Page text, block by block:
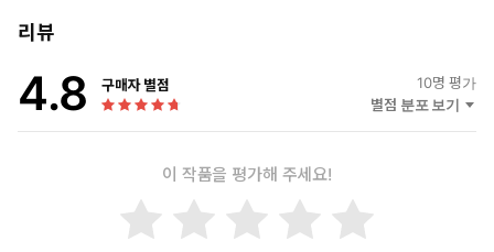
스로 이주한 후 르네 대학에서 비교문학을 강의하다가 1980년에 파
리 대학으로 자리를 옮겼다.
그의 유명한 소설 『참을 수 없는 존재의 가벼움』에서 작가는 어떤
사랑 이야기를 들려준다. 테레사와 토마스는 우연히 서로 만났다가
사고로 함께 죽는다. 그들의 운명은 결국 돌이킬 수 없는 결정들과
물에 불과하다. 그렇지만 죽음을 향한 그 꼬불꼬불한 길, 서로 사랑
이려는 듯 어떤 내면의 평화를 다시 찾는 길이기도 하다.
그 배경에는 60년대 체코와 70년대 유럽을 뒤흔들어놓은 시련이 깔
리뷰
4.8 구매자 별점 10명 평가
별점 분포 보기
이 작품을 평가해 주세요!